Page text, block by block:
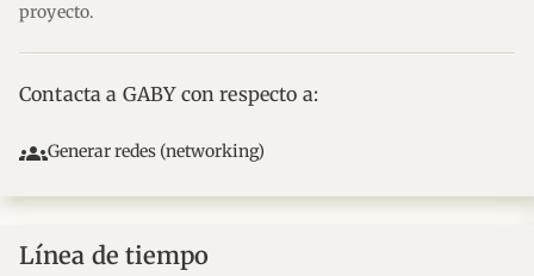
proyecto.
Contacta a GABY con respecto a:
groups Generar redes (networking)
Línea de tiempo